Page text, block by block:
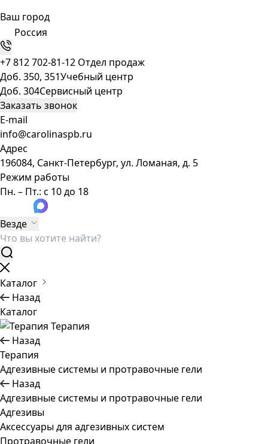
Ваш город
Россия
+7 812 702-81-12 Отдел продаж
Доб. 350, 351Учебный центр
Доб. 304Сервисный центр
Заказать звонок
E-mail
info@carolinaspb.ru
Адрес
196084, Санкт-Петербург, ул. Ломаная, д. 5
Режим работы
Пн. – Пт.: с 10 до 18
Везде
Каталог
Назад
Каталог
Терапия
Назад
Терапия
Адгезивные системы и протравочные гели
Назад
Адгезивные системы и протравочные гели
Адгезивы
Аксессуары для адгезивных систем
Протравочные гели